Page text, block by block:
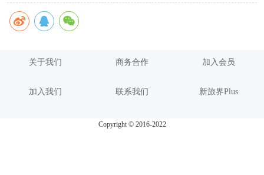
关于我们
加入我们
商务合作
联系我们
加入会员
新旅界Plus
Copyright © 2016-2022